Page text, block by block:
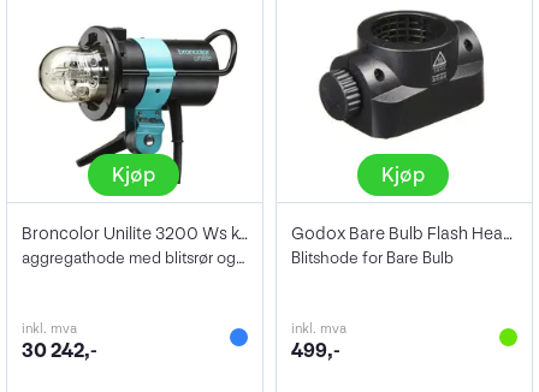
Kjøp
Broncolor Unilite 3200 Ws komplett
aggregathode med blitsrør og besk.glass
inkl. mva
30 242,-
Kjøp
Godox Bare Bulb Flash Head AD200
Blitshode for Bare Bulb
inkl. mva
499,-